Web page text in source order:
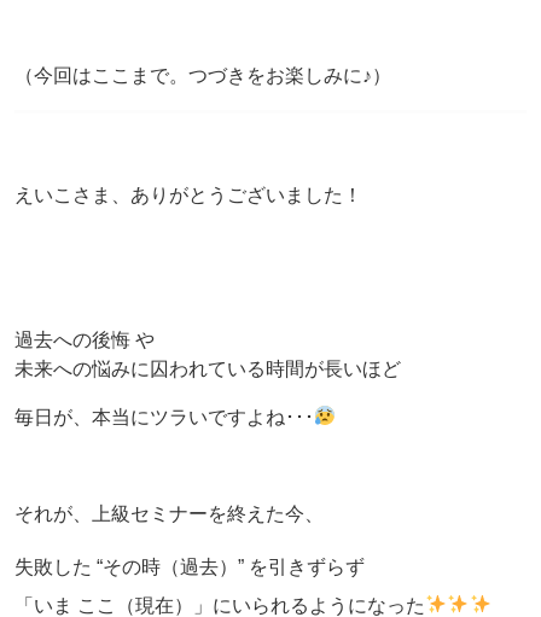
（今回はここまで。つづきをお楽しみに♪）
えいこさま、ありがとうございました！
過去への後悔 や
未来への悩みに囚われている時間が長いほど
毎日が、本当にツラいですよね･･･
それが、上級セミナーを終えた今、
失敗した “その時（過去）” を引きずらず
「いま ここ（現在）」にいられるようになった